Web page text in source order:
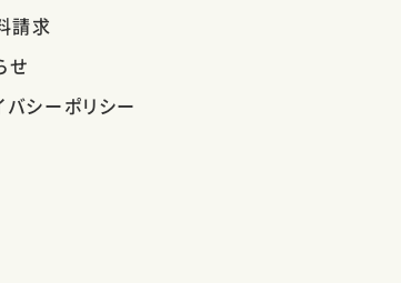
請求
せ
バシーポリシー